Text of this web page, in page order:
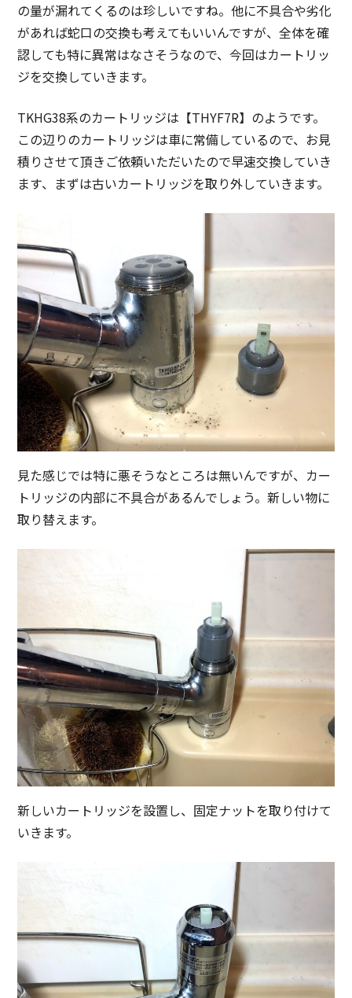
の量が漏れてくるのは珍しいですね。他に不具合や劣化
があれば蛇口の交換も考えてもいいんですが、全体を確
認しても特に異常はなさそうなので、今回はカートリッ
ジを交換していきます。
TKHG38系のカートリッジは【THYF7R】のようです。
この辺りのカートリッジは車に常備しているので、お見
積りさせて頂きご依頼いただいたので早速交換していき
ます、まずは古いカートリッジを取り外していきます。
見た感じでは特に悪そうなところは無いんですが、カー
トリッジの内部に不具合があるんでしょう。新しい物に
取り替えます。
新しいカートリッジを設置し、固定ナットを取り付けて
いきます。